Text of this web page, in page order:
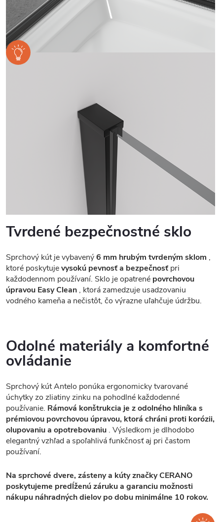
Tvrdené bezpečnostné sklo
Sprchový kút je vybavený6 mm hrubým tvrdeným sklom ,
ktoré poskytujevysokú pevnosť a bezpečnosť pri
každodennom používaní. Sklo je opatrené povrchovou
úpravou Easy Clean , ktorá zamedzuje usadzovaniu
vodného kameňa a nečistôt, čo výrazne uľahčuje údržbu.
Odolné materiály a komfortné
ovládanie
Sprchový kút Antelo ponúka ergonomicky tvarované
úchytky zo zliatiny zinku na pohodlné každodenné
používanie. Rámová konštrukcia je z odolného hliníka s
prémiovou povrchovou úpravou, ktorá chráni proti korózii,
olupovaniu a opotrebovaniu . Výsledkom je dlhodobo
elegantný vzhľad a spoľahlivá funkčnosť aj pri častom
používaní.
Na sprchové dvere, zásteny a kúty značky CERANO
poskytujeme predĺženú záruku a garanciu možnosti
nákupu náhradných dielov po dobu minimálne 10 rokov.